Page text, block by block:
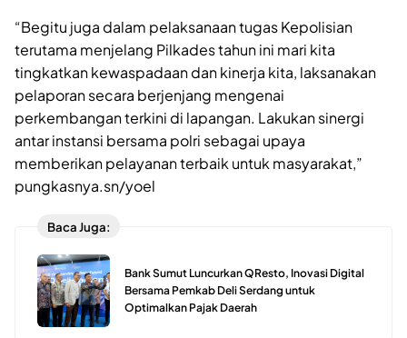
“Begitu juga dalam pelaksanaan tugas Kepolisian
terutama menjelang Pilkades tahun ini mari kita
tingkatkan kewaspadaan dan kinerja kita, laksanakan
pelaporan secara berjenjang mengenai
perkembangan terkini di lapangan. Lakukan sinergi
antar instansi bersama polri sebagai upaya
memberikan pelayanan terbaik untuk masyarakat,”
pungkasnya.sn/yoel
Baca Juga:
Bank Sumut Luncurkan QResto, Inovasi Digital
Bersama Pemkab Deli Serdang untuk
Optimalkan Pajak Daerah